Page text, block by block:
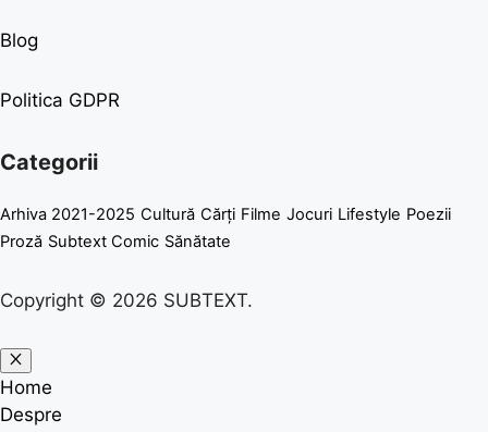
Blog
Politica GDPR
Categorii
Arhiva 2021-2025 Cultură Cărți Filme Jocuri Lifestyle Poezii
Proză Subtext Comic Sănătate
Copyright © 2026 SUBTEXT.
Home
Despre